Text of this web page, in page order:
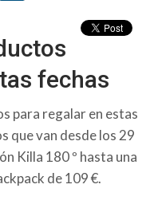
fechas
para regalar en estas
que van desde los 29
Killa 180 º hasta una
de 109 €.